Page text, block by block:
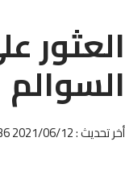
العثور
السوالم
أخر تحديث : 2021/06/12 at 9:36 صباحًا